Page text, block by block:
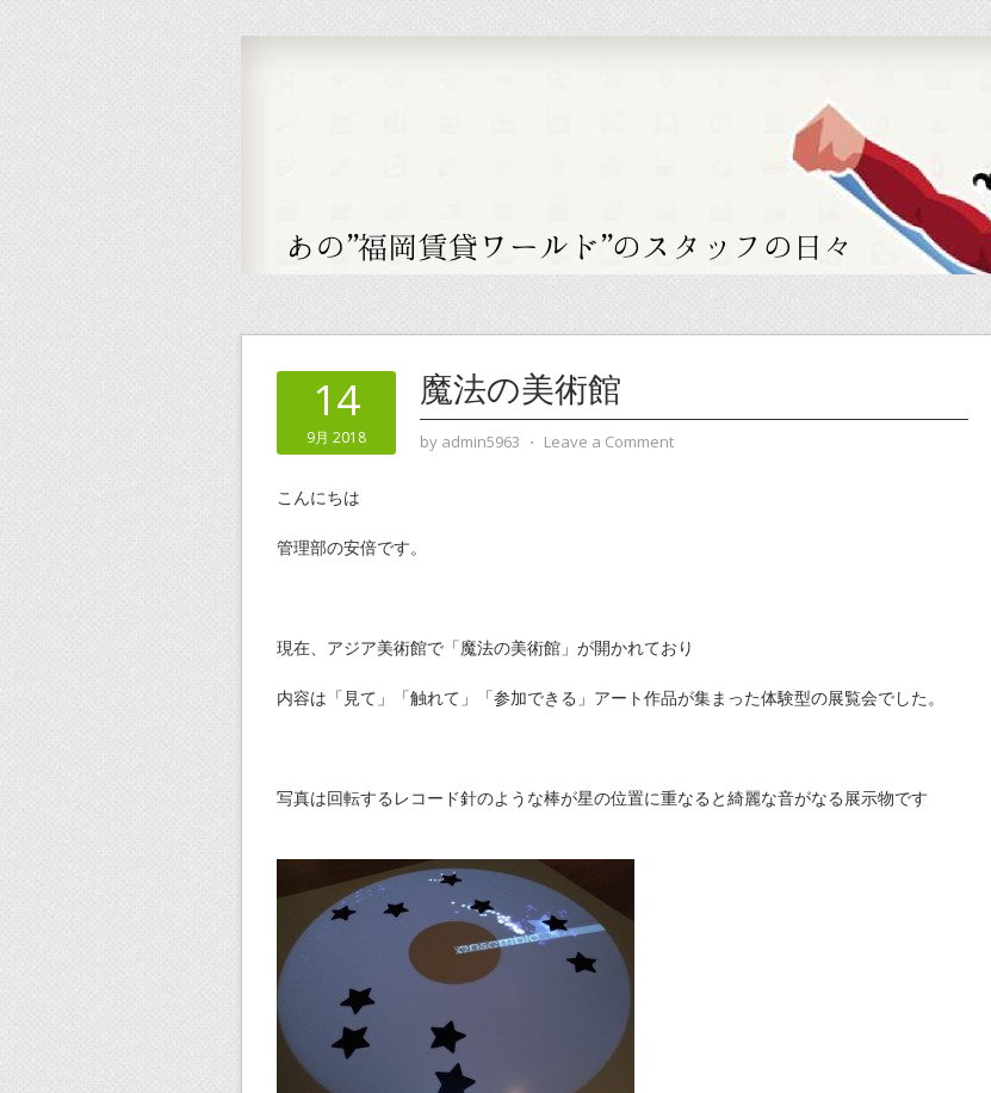
14
9月 2018
魔法の美術館
by admin5963 ⋅ Leave a Comment
こんにちは
管理部の安倍です。
現在、アジア美術館で「魔法の美術館」が開かれており
内容は「見て」「触れて」「参加できる」アート作品が集まった体験型の展覧会でした。
写真は回転するレコード針のような棒が星の位置に重なると綺麗な音がなる展示物です